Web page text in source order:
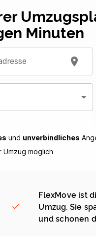
Minuten
und unverbindliches
Umzug möglich
FlexMove ist
Umzug. Sie
und schonen